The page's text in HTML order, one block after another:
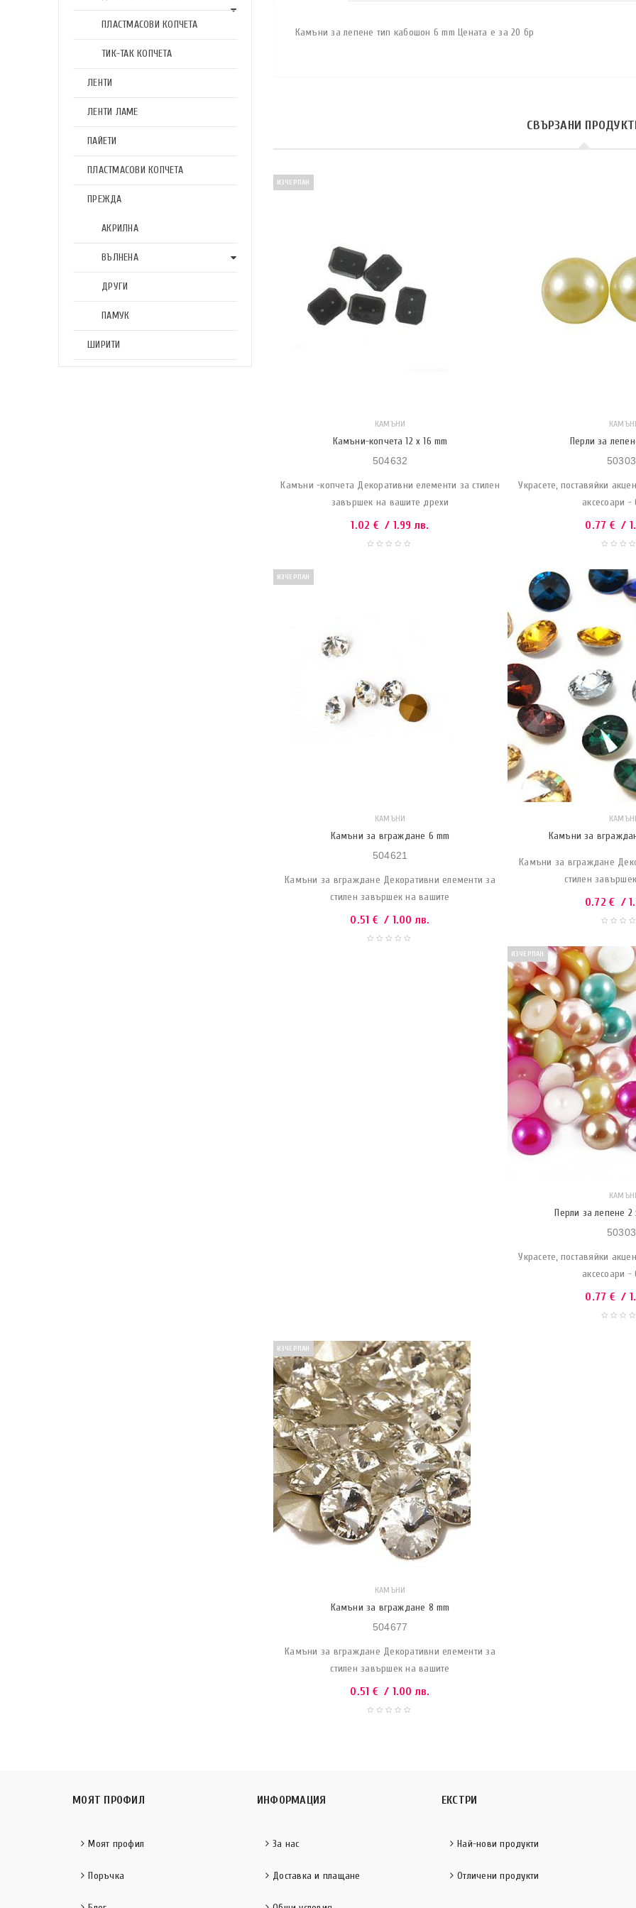
ПЛАСТМАСОВИ КОПЧЕТА
ТИК-ТАК КОПЧЕТА
ЛЕНТИ
ЛЕНТИ ЛАМЕ
ПАЙЕТИ
ПЛАСТМАСОВИ КОПЧЕТА
ПРЕЖДА
АКРИЛНА
ВЪЛНЕНА
ДРУГИ
ПАМУК
ШИРИТИ
Камъни за лепене тип кабошон 6 mm Цената е за 20 бр
СВЪРЗАНИ
ИЗЧЕРПАН
КАМЪНИ
Камъни-копчета 12 x 16 mm
504632
Камъни -копчета Декоративни елементи за стилен
завършек на вашите дрехи
1.02 € / 1.99 лв.
Перли за
Украсете, поставяйки
аксесоари -
0.77 € /
ИЗЧЕРПАН
КАМЪНИ
Камъни за вграждане 6 mm
504621
Камъни за вграждане Декоративни елементи за
стилен завършек на вашите
0.51 € / 1.00 лв.
Камъни за
Камъни за вграждане
стилен
0.72€ /
ИЗЧЕРПАН
Перли за лепене 2
Украсете, поставяйки
аксесоари -
0.77 € /
ИЗЧЕРПАН
КАМЪНИ
Камъни за вграждане 8 mm
504677
Камъни за вграждане Декоративни елементи за
стилен завършек на вашите
0.51 € / 1.00 лв.
МОЯТ ПРОФИЛ
Моят профил
Поръчка
ИНФОРМАЦИЯ
За нас
Доставка и плащане
ЕКСТРИ
Най-нови продукти
Отличени продукти